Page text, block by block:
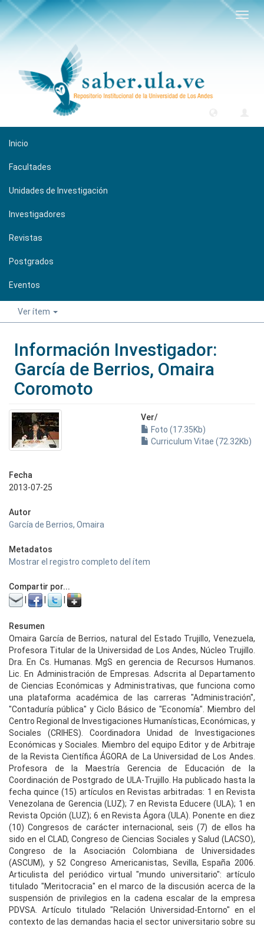
Inicio
Facultades
Unidades de Investigación
Investigadores
Revistas
Postgrados
Eventos
Ver ítem
Información Investigador:
García de Berrios, Omaira
Coromoto
Ver/
Foto (17.35Kb)
Curriculum Vitae (72.32Kb)
Fecha
2013-07-25
Autor
García de Berrios, Omaira
Metadatos
Mostrar el registro completo del ítem
Compartir por...
Resumen
Omaira García de Berrios, natural del Estado Trujillo, Venezuela,
Profesora Titular de la Universidad de Los Andes, Núcleo Trujillo.
Dra. En Cs. Humanas. MgS en gerencia de Recursos Humanos.
Lic. En Administración de Empresas. Adscrita al Departamento
de Ciencias Económicas y Administrativas, que funciona como
una plataforma académica de las carreras "Administración",
"Contaduría pública" y Ciclo Básico de "Economía". Miembro del
Centro Regional de Investigaciones Humanísticas, Económicas, y
Sociales (CRIHES). Coordinadora Unidad de Investigaciones
Económicas y Sociales. Miembro del equipo Editor y de Arbitraje
de la Revista Científica ÁGORA de La Universidad de Los Andes.
Profesora de la Maestría Gerencia de Educación de la
Coordinación de Postgrado de ULA-Trujillo. Ha publicado hasta la
fecha quince (15) artículos en Revistas arbitradas: 1 en Revista
Venezolana de Gerencia (LUZ); 7 en Revista Educere (ULA); 1 en
Revista Opción (LUZ); 6 en Revista Ágora (ULA). Ponente en diez
(10) Congresos de carácter internacional, seis (7) de ellos ha
sido en el CLAD, Congreso de Ciencias Sociales y Salud (LACSO),
Congreso de la Asociación Colombiana de Universidades
(ASCUM), y 52 Congreso Americanistas, Sevilla, España 2006.
Articulista del periódico virtual "mundo universitario": artículo
titulado "Meritocracia" en el marco de la discusión acerca de la
suspensión de privilegios en la cadena escalar de la empresa
PDVSA. Artículo titulado "Relación Universidad-Entorno" en el
contexto de las demandas hacia el sector universitario sobre su